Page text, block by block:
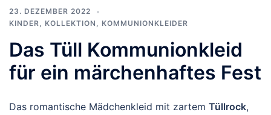
23. DEZEMBER 2022
KINDER, KOLLEKTION , KOMMUNIONKLEIDER
Das Tüll Kommunionkleid
für ein märchenhaftes Fest
Das romantische Mädchenkleid mit zartem Tüllrock,